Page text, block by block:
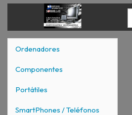
Ordenadores
Componentes
Portátiles
SmartPhones / Teléfonos